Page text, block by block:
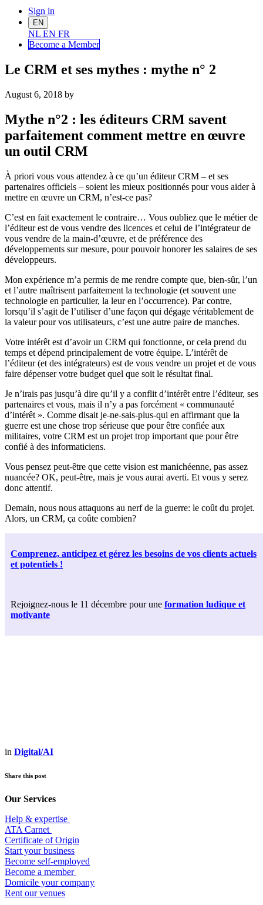
Sign in
EN
NL EN FR
Become a Member
Le CRM et ses mythes : mythe n° 2
August 6, 2018 by
Mythe n°2 : les éditeurs CRM savent
parfaitement comment mettre en œuvre
un outil CRM
À priori vous vous attendez à ce qu’un éditeur CRM – et ses
partenaires officiels – soient les mieux positionnés pour vous aider à
mettre en œuvre un CRM, n’est-ce pas?
C’est en fait exactement le contraire… Vous oubliez que le métier de
l’éditeur est de vous vendre des licences et celui de l’intégrateur de
vous vendre de la main-d’œuvre, et de préférence des
développements sur mesure, pour pouvoir honorer les salaires de ses
développeurs.
Mon expérience m’a permis de me rendre compte que, bien-sûr, l’un
et l’autre maîtrisent parfaitement la technologie (et souvent une
technologie en particulier, la leur en l’occurrence). Par contre,
lorsqu’il s’agit de l’utiliser d’une façon qui dégage véritablement de
la valeur pour vos utilisateurs, c’est une autre paire de manches.
Votre intérêt est d’avoir un CRM qui fonctionne, or cela prend du
temps et dépend principalement de votre équipe. L’intérêt de
l’éditeur (et des intégrateurs) est de vous vendre un projet et de vous
faire dépenser votre budget quel que soit le résultat final.
Je n’irais pas jusqu’à dire qu’il y a conflit d’intérêt entre l’éditeur, ses
partenaires et vous, mais il n’y a pas forcément « communauté
d’intérêt ». Comme disait je-ne-sais-plus-qui en affirmant que la
guerre est une chose trop sérieuse que pour être confiée aux
militaires, votre CRM est un projet trop important que pour être
confié à des informaticiens.
Vous pensez peut-être que cette vision est manichéenne, pas assez
nuancée? OK, peut-être, mais je vous aurai averti. Et vous y serez
donc attentif.
Demain, nous nous attaquons au nerf de la guerre: le coût du projet.
Alors, un CRM, ça coûte combien?
Comprenez, anticipez et gérez les besoins de vos clients actuels
et potentiels !
Rejoignez-nous le 11 décembre pour une formation ludique et
motivante
in Digital/AI
Share this post
Our Services
Help & expertise
​ATA Carnet
Certificate of Origin
Start your business
Become self-employed
Become a member
​Domicile your company
Rent our venues